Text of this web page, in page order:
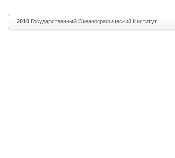
2010 Государственный Океанографический Институт